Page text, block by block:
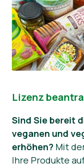
Lizenz
Sind Sie bereit
veganen und
erhöhen? Mit
Ihre Produkte